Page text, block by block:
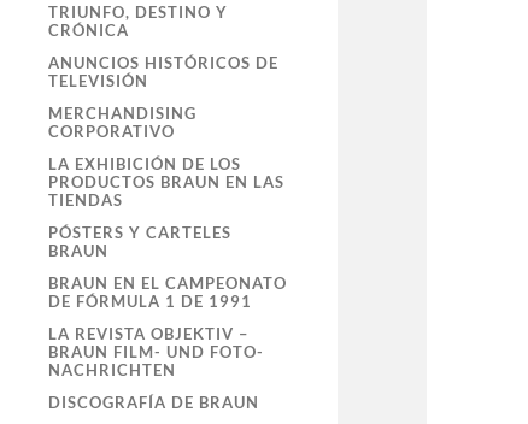
TRIUNFO, DESTINO Y
CRÓNICA
ANUNCIOS HISTÓRICOS DE
TELEVISIÓN
MERCHANDISING
CORPORATIVO
LA EXHIBICIÓN DE LOS
PRODUCTOS BRAUN EN LAS
TIENDAS
PÓSTERS Y CARTELES
BRAUN
BRAUN EN EL CAMPEONATO
DE FÓRMULA 1 DE 1991
LA REVISTA OBJEKTIV –
BRAUN FILM- UND FOTO-
NACHRICHTEN
DISCOGRAFÍA DE BRAUN